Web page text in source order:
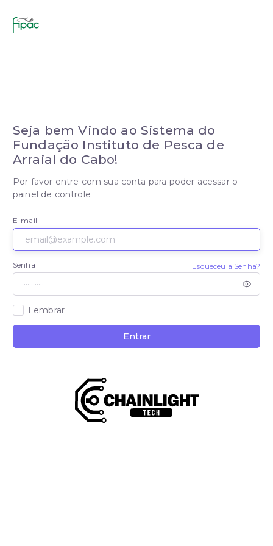
Seja bem Vindo ao Sistema do
Fundação Instituto de Pesca de
Arraial do Cabo!
Por favor entre com sua conta para poder acessar o
painel de controle
E-mail
Senha Esqueceu a Senha?
Lembrar
Entrar